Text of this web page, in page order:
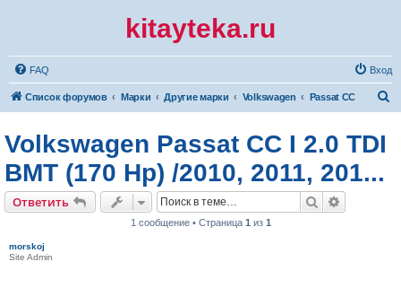
kitayteka.ru
FAQ Вход
Список форумов Марки Другие марки Volkswagen Passat CC
Volkswagen Passat CC I 2.0 TDI
BMT (170 Hp) /2010, 2011, 201...
Ответить Поиск
1 сообщение • Страница 1 из 1
morskoj
Site Admin